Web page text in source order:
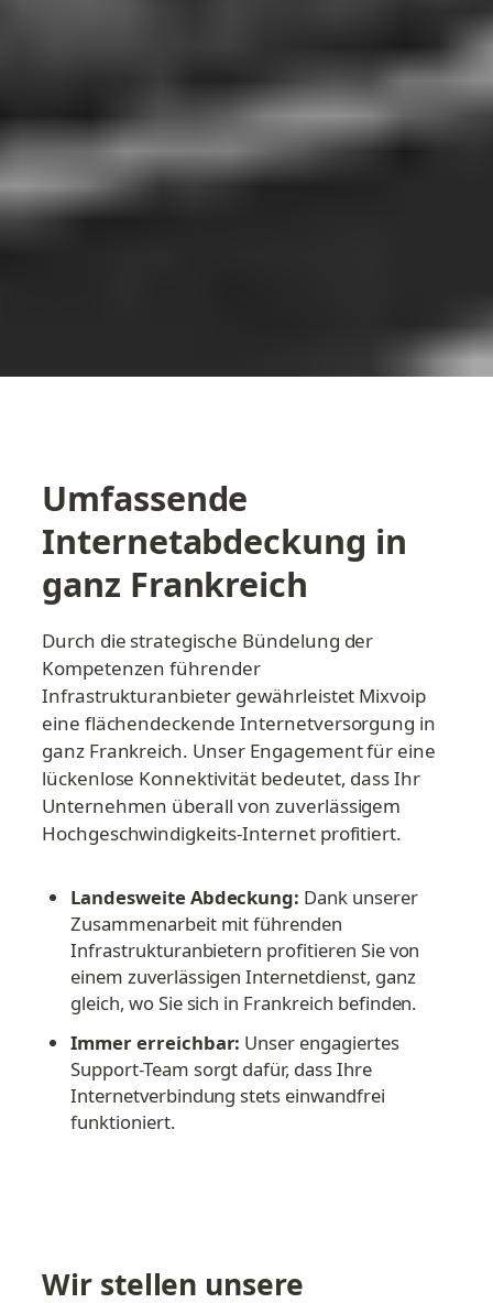
Umfassende
Internetabdeckung in
ganz Frankreich
Durch die strategische Bündelung der
Kompetenzen führender
Infrastrukturanbieter gewährleistet Mixvoip
eine flächendeckende Internetversorgung in
ganz Frankreich. Unser Engagement für eine
lückenlose Konnektivität bedeutet, dass Ihr
Unternehmen überall von zuverlässigem
Hochgeschwindigkeits-Internet profitiert.
Landesweite Abdeckung: Dank unserer
Zusammenarbeit mit führenden
Infrastrukturanbietern profitieren Sie von
einem zuverlässigen Internetdienst, ganz
gleich, wo Sie sich in Frankreich befinden.
Immer erreichbar: Unser engagiertes
Support-Team sorgt dafür, dass Ihre
Internetverbindung stets einwandfrei
funktioniert.
Wir stellen unsere